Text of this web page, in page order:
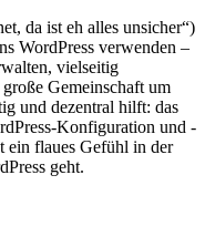
da ist eh alles unsicher“)
WordPress verwenden –
vielseitig
Gemeinschaft um
und dezentral hilft: das
Konfiguration und -
ein flaues Gefühl in der
geht.